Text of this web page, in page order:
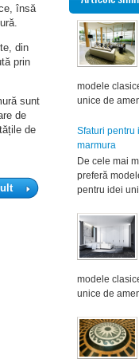
modele
unice de
Sfaturi pentru
marmura
De cele mai
preferă
pentru idei
modele
unice de
însă
din
prin
sunt
de
de